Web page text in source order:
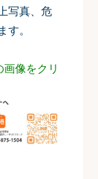
写真、危
す。
像をクリ